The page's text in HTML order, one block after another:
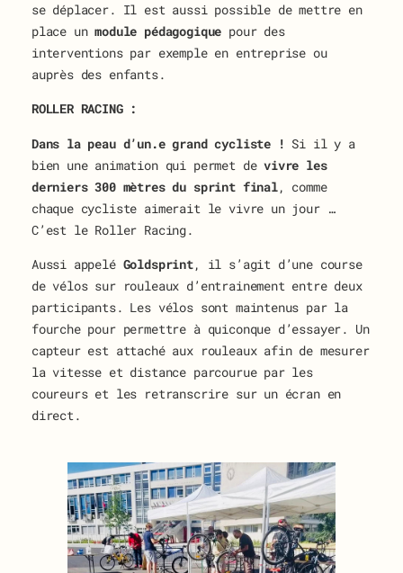
se déplacer. Il est aussi possible de mettre en
place unmodule pédagogique pour des
interventions par exemple en entreprise ou
auprès des enfants.
ROLLER RACING :
Dans la peau d’un.e grand cycliste ! Si il y a
bien une animation qui permet devivre les
derniers 300 mètres du sprint final, comme
chaque cycliste aimerait le vivre un jour …
C’est le Roller Racing.
Aussi appelé Goldsprint, il s’agit d’une course
de vélos sur rouleaux d’entrainement entre deux
participants. Les vélos sont maintenus par la
fourche pour permettre à quiconque d’essayer. Un
capteur est attaché aux rouleaux afin de mesurer
la vitesse et distance parcourue par les
coureurs et les retranscrire sur un écran en
direct.